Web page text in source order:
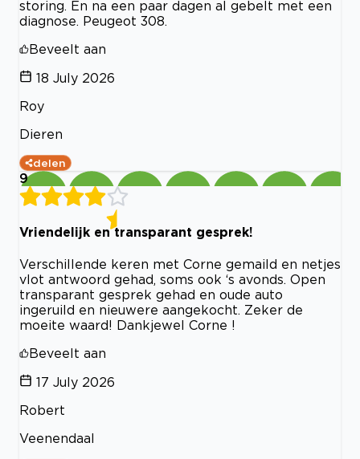
storing. En na een paar dagen al gebelt met een
diagnose. Peugeot 308.
Beveelt aan
18 July 2026
Roy
Dieren
delen
9
Vriendelijk en transparant gesprek!
Verschillende keren met Corne gemaild en netjes
vlot antwoord gehad, soms ook ‘s avonds. Open
transparant gesprek gehad en oude auto
ingeruild en nieuwere aangekocht. Zeker de
moeite waard! Dankjewel Corne !
Beveelt aan
17 July 2026
Robert
Veenendaal